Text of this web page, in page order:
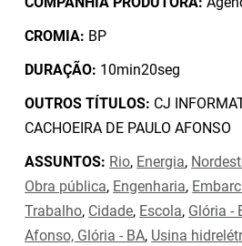
CROMIA: BP
DURAÇÃO: 10min20seg
OUTROS TÍTULOS: CJ
CACHOEIRA DE PAULO AFONSO
ASSUNTOS: Rio, Energia,
Obra pública, Engenharia,
Trabalho, Cidade, Escola, Glória -
Afonso, Glória - BA, Usina